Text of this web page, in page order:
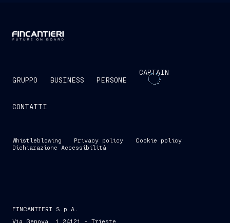
GRUPPO BUSINESS PERSONE
CAPTAIN
CONTATTI
Whistleblowing Privacy policy
Cookie policy
Dichiarazione Accessibilità
FINCANTIERI S.p.A.
Via Genova, 1 34121 - Trieste